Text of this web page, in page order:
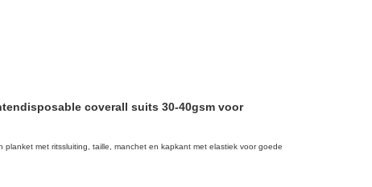
coverall suits 30-40gsm voor
met ritssluiting, taille, manchet en kapkant met elastiek voor goede